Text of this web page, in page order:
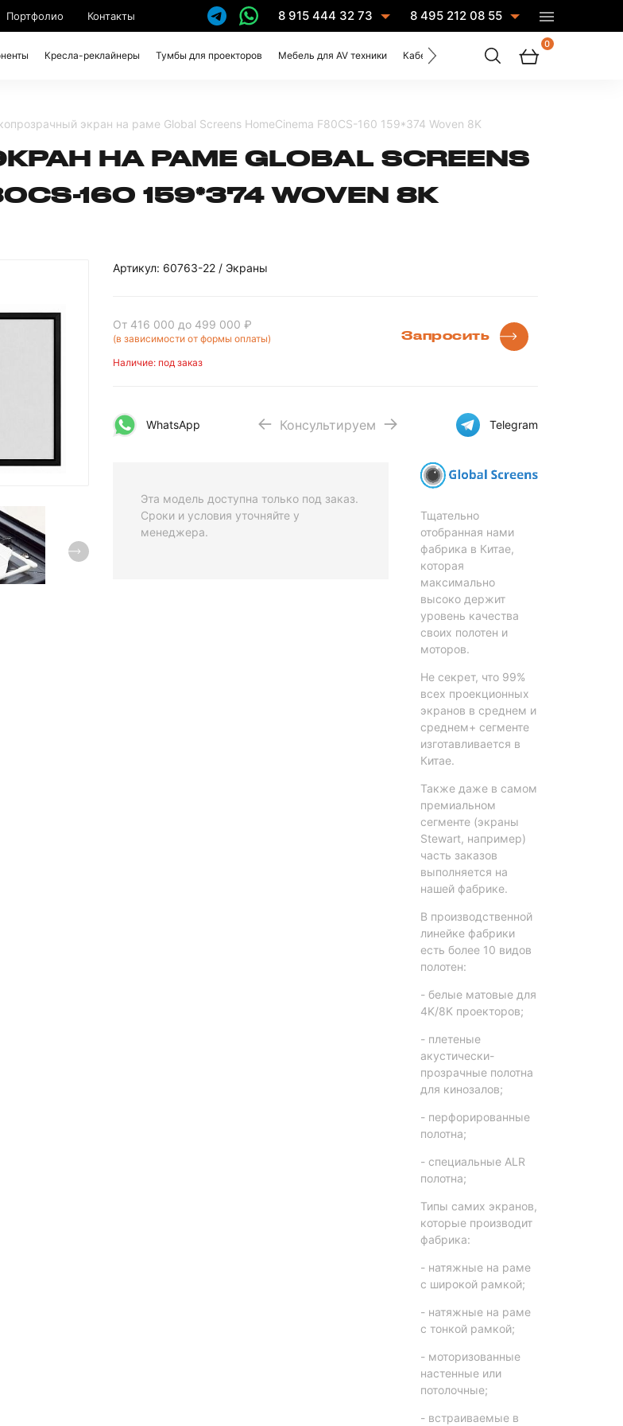
Портфолио Контакты 8 915 444 32 73 8 495 212 08 55
Кресла-реклайнеры Тумбы для проекторов Мебель для AV техники Кабели Услуги
0
экран на раме Global Screens HomeCinema F80CS-160 159*374 Woven 8K
НА РАМЕ GLOBAL SCREENS
160 159*374 WOVEN 8K
Артикул: 60763-22 / Экраны
От 416 000 до 499 000 ₽
(в зависимости от формы оплаты)
Наличие: под заказ
Запросить
WhatsApp Консультируем Telegram
Эта модель доступна только под заказ.
Сроки и условия уточняйте у
менеджера.
Тщательно
отобранная нами
фабрика в Китае,
которая
максимально
высоко держит
уровень качества
своих полотен и
моторов.
Не секрет, что 99%
всех проекционных
экранов в среднем и
среднем+ сегменте
изготавливается в
Китае.
Также даже в самом
премиальном
сегменте (экраны
Stewart, например)
часть заказов
выполняется на
нашей фабрике.
В производственной
линейке фабрики
есть более 10 видов
полотен:
- белые матовые для
4K/8K проекторов;
- плетеные
акустически-
прозрачные полотна
для кинозалов;
- перфорированные
полотна;
- специальные ALR
полотна;
Типы самих экранов,
которые производит
фабрика:
- натяжные на раме
с широкой рамкой;
- натяжные на раме
с тонкой рамкой;
- моторизованные
настенные или
потолочные;
- встраиваемые в